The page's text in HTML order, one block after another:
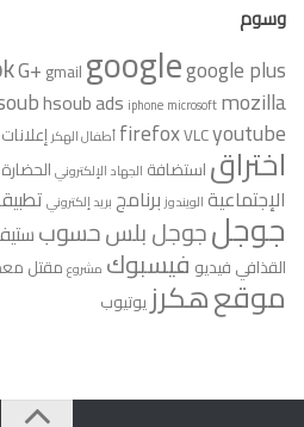
وسوم
G+gmailgooglegoogle plus
hsoub ads iphone microsoft mozilla
firefoxVLCyoutube أطفال الهكرإعلانات
اختراقاستضافة الجهاد الإلكتروني
الإجتماعية الويندوز برنامج بريد إلكتروني جوجلجوجل بلسحسوب
القذافيفيديو فيسبوك مشروع مقتل
موقعهكرزيوتيوب